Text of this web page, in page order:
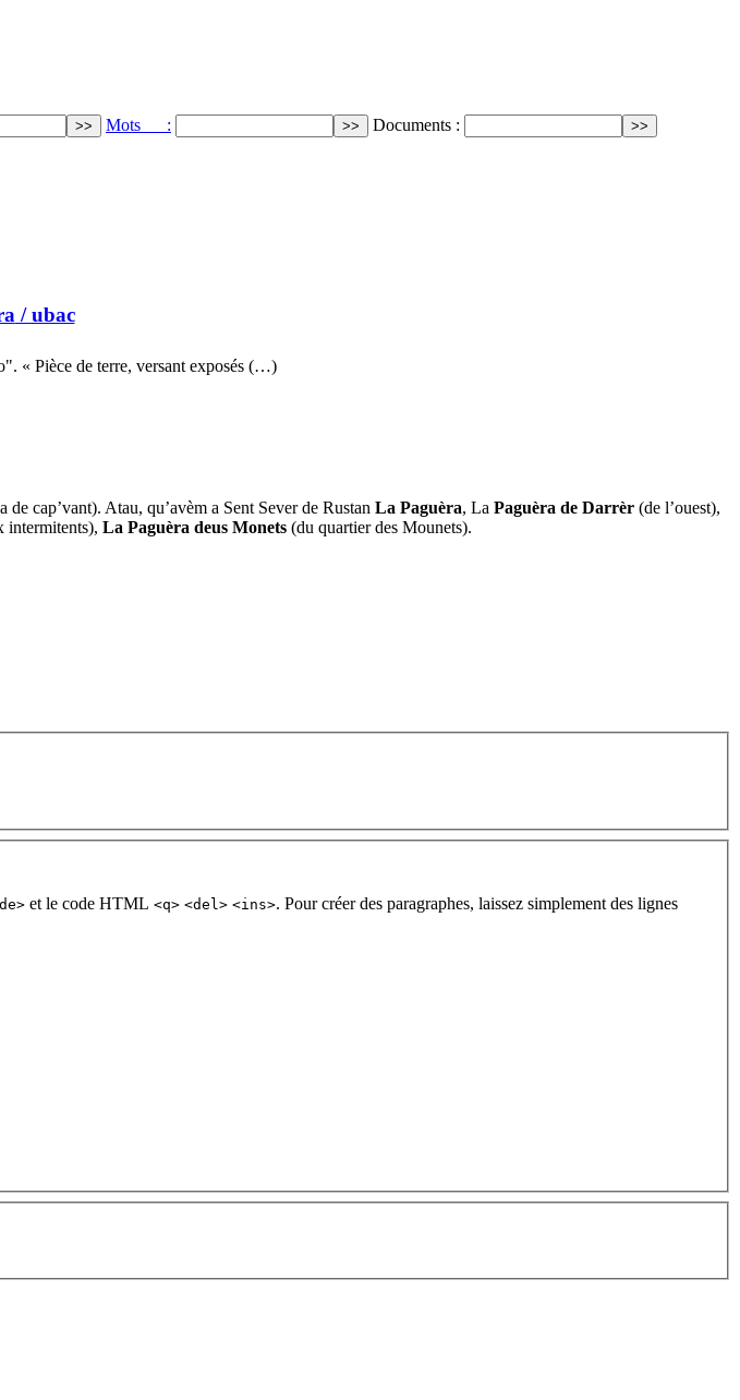
Mots : Documents :
/ ubac
« Pièce de terre, versant exposés (…)
cap’vant). Atau, qu’avèm a Sent Sever de Rustan La Paguèra, La Paguèra de Darrèr (de l’ouest),
intermitents), La Paguèra deus Monets (du quartier des Mounets).
et le code HTML <q> <del> <ins>. Pour créer des paragraphes, laissez simplement des lignes